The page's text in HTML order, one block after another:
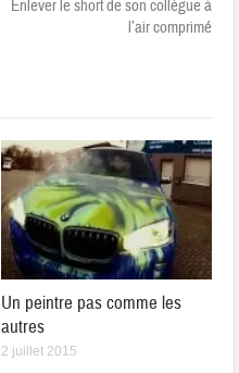
Enlever le short de son collègue à
l’air comprimé
Un peintre pas comme les
autres
2 juillet 2015